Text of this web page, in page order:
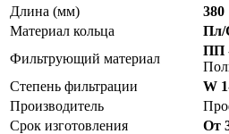
Длина (мм)
380
Материал кольца
Пл/
Фильтрующий материал
ПП
Степень фильтрации
W
Производитель
Срок изготовления
От